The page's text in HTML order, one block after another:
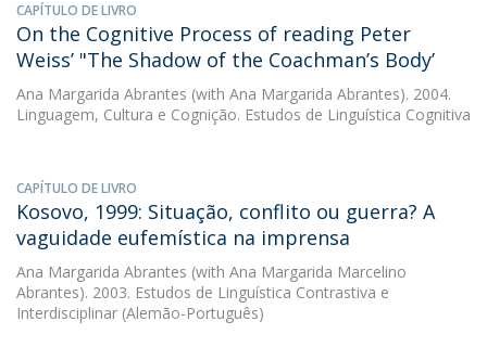
CAPÍTULO DE LIVRO
On the Cognitive Process of reading Peter
Weiss’ "The Shadow of the Coachman’s Body’
Ana Margarida Abrantes (with Ana Margarida Abrantes). 2004.
Linguagem, Cultura e Cognição. Estudos de Linguística Cognitiva
CAPÍTULO DE LIVRO
Kosovo, 1999: Situação, conflito ou guerra? A
vaguidade eufemística na imprensa
Ana Margarida Abrantes (with Ana Margarida Marcelino
Abrantes). 2003. Estudos de Linguística Contrastiva e
Interdisciplinar (Alemão-Português)